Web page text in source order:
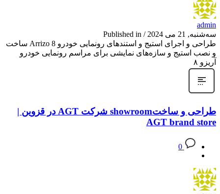
admin
سه‌شنبه, 21 می 2024
/
Published in
طراحی و اجرای استیج و استندهای رونمایی خودرو Arrizo 8 ساخت
و نصب استیج و سازه‌های نمایشی برای مراسم رونمایی خودرو
آریزو ۸
طراحی و ساختshowroom شرکت AGT در قزوین |
AGT brand store
0